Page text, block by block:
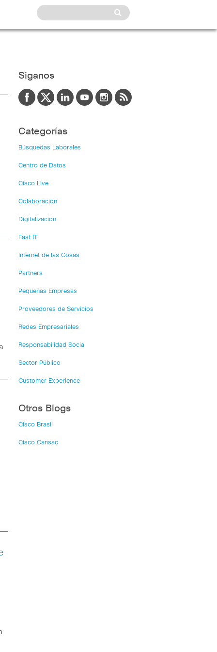
Siganos
Categorías
Búsquedas Laborales
Centro de Datos
Cisco Live
Colaboración
Digitalización
Fast IT
Internet de las Cosas
Partners
Pequeñas Empresas
Proveedores de Servicios
Redes Empresariales
Responsabilidad Social
Sector Público
Customer Experience
Otros Blogs
Cisco Brasil
Cisco Cansac